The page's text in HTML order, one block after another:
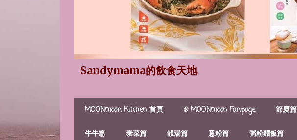
Sandymama的飲食天地
MOONmoon Kitchen 首頁 @ MOONmoon Fanpage 節慶篇
牛牛篇 泰菜篇 靚湯篇 意粉篇 粥粉麵飯篇